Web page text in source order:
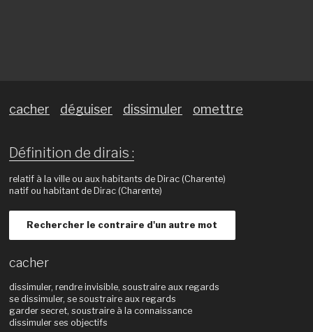
cacher déguiser dissimuler omettre
Définition de dirais :
relatif à la ville ou aux habitants de Dirac (Charente)
natif ou habitant de Dirac (Charente)
Rechercher le contraire d'un autre mot
cacher
dissimuler, rendre invisible, soustraire aux regards
se dissimuler, se soustraire aux regards
garder secret, soustraire à la connaissance
dissimuler ses objectifs